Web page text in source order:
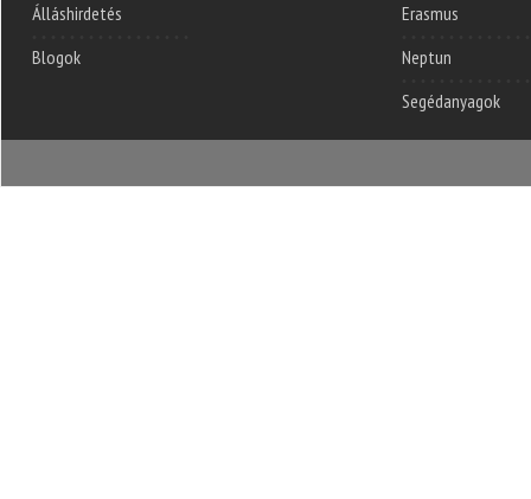
Álláshirdetés
Blogok
Erasmus
Neptun
Segédanyagok